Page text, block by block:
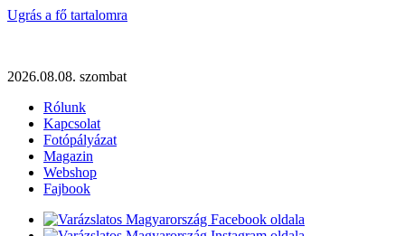
Ugrás a fő tartalomra
2026.08.08. szombat
Rólunk
Kapcsolat
Fotópályázat
Magazin
Webshop
Fajbook